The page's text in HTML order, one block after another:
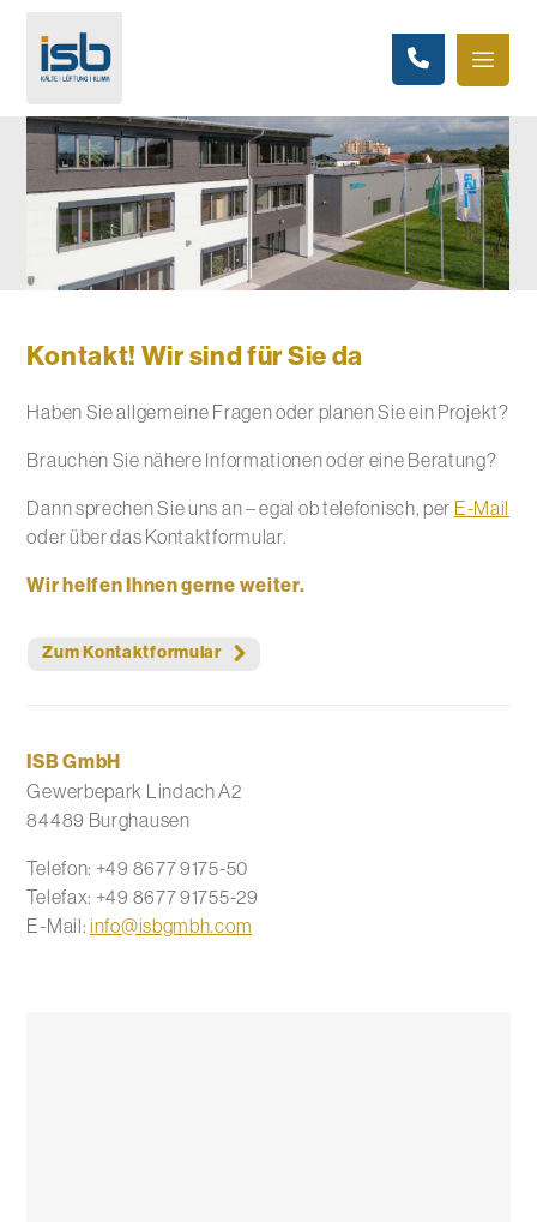
Kontakt! Wir sind für Sie da
Haben Sie allgemeine Fragen oder planen Sie ein Projekt?
Brauchen Sie nähere Informationen oder eine Beratung?
Dann sprechen Sie uns an – egal ob telefonisch, per E-Mail
oder über das Kontaktformular.
Wir helfen Ihnen gerne weiter.
Zum Kontaktformular
ISB GmbH
Gewerbepark Lindach A2
84489 Burghausen
Telefon: +49 8677 9175-50
Telefax: +49 8677 91755-29
E-Mail:info@isbgmbh.com